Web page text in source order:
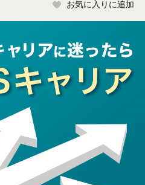
お気に入りに追加